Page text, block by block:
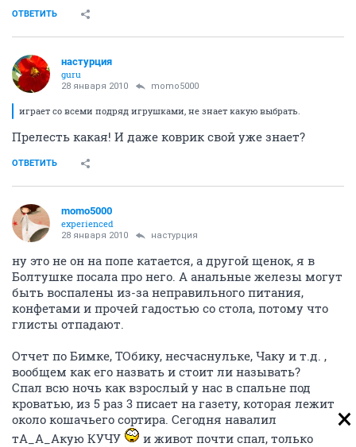
ОТВЕТИТЬ
настурция
guru
28 января 2010 momo5000
играет со всеми подряд игрушками, не знает какую выбрать.
Прелесть какая! И даже коврик свой уже знает?
ОТВЕТИТЬ
momo5000
experienced
28 января 2010 настурция
ну это не он на попе катается, а другой щенок, я в
Болтушке посала про него. А анальные железы могут
быть воспалены из-за неправильного питания,
конфетами и прочей гадостью со стола, потому что
глисты отпадают.
Отчет по Бимке, ТОбику, несчаснульке, Чаку и т.д. ,
вообщем как его назвать и стоит ли называть?
Спал всю ночь как взрослый у нас в спальне под
кроватью, из 5 раз 3 писает на газету, которая лежит
около кошачьего сортира. Сегодня навалил
тА_А_Акую КУЧУ
и живот почти спал, только